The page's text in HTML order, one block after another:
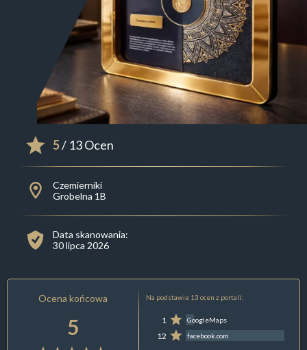
5/ 13 Ocen
Czemierniki
Grobelna 1B
Data skanowania:
30 lipca 2026
Ocena końcowa
5
Na podstawie 13 ocen z portali:
1 GoogleMaps
12 facebook.com